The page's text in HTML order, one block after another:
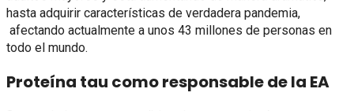
hasta adquirir características de verdadera pandemia,
afectando actualmente a unos 43 millones de personas en
todo el mundo.
Proteína tau como responsable de la EA